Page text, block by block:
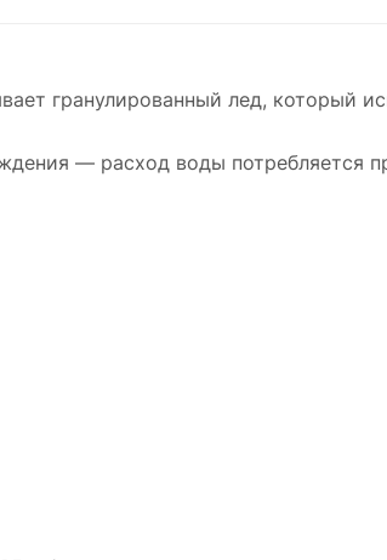
гранулированный лед, который
— расход воды потребляется